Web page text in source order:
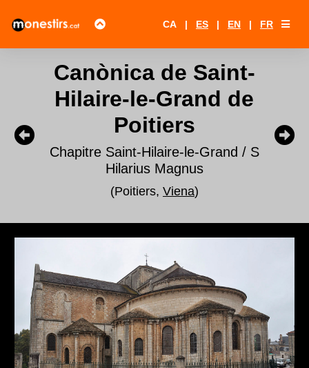
CA | ES | EN | FR
Canònica de Saint-
Hilaire-le-Grand de
Poitiers
Chapitre Saint-Hilaire-le-Grand / S
Hilarius Magnus
(Poitiers, Viena)